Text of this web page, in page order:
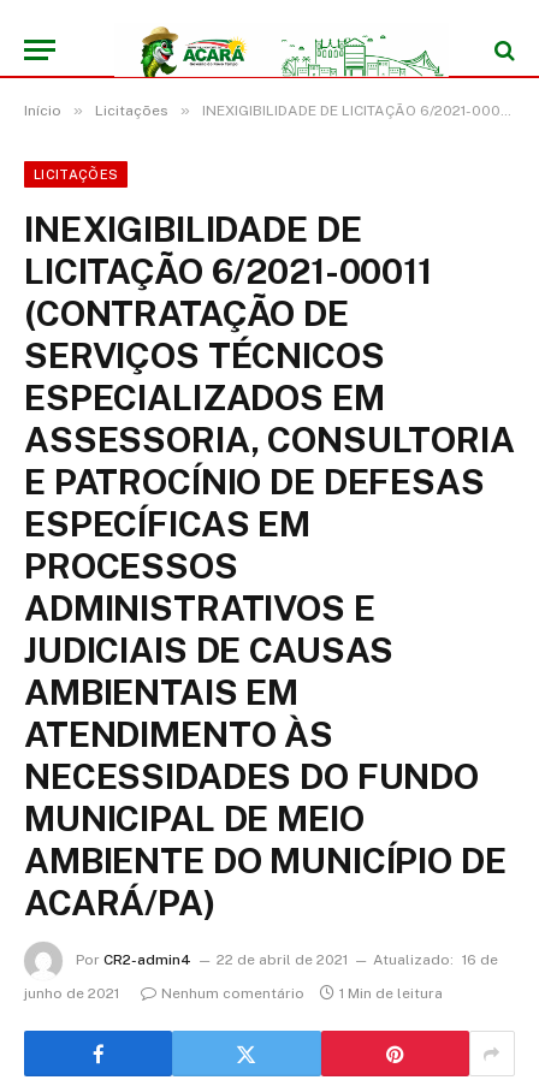
Início » Licitações » INEXIGIBILIDADE DE LICITAÇÃO 6/2021-00011 (CONTRATAÇÃO DE SERVIÇOS TÉCNICOS ESPECIALIZADOS EM ASSESSORIA, CONSULTORIA E PATROCÍNIO DE DEFESAS ESPECÍFICAS EM PROCESSOS ADMINISTRATIVOS E JUDICIAIS DE CAUSAS AMBIENTAIS EM ATENDIMENTO ÀS NECESSIDADES DO FUNDO MUNICIPAL DE MEIO AMBIENTE DO MUNICÍPIO DE ACARÁ/PA)
LICITAÇÕES
INEXIGIBILIDADE DE
LICITAÇÃO 6/2021-00011
(CONTRATAÇÃO DE
SERVIÇOS TÉCNICOS
ESPECIALIZADOS EM
ASSESSORIA, CONSULTORIA
E PATROCÍNIO DE DEFESAS
ESPECÍFICAS EM
PROCESSOS
ADMINISTRATIVOS E
JUDICIAIS DE CAUSAS
AMBIENTAIS EM
ATENDIMENTO ÀS
NECESSIDADES DO FUNDO
MUNICIPAL DE MEIO
AMBIENTE DO MUNICÍPIO DE
ACARÁ/PA)
Por CR2-admin4 22 de abril de 2021 Atualizado: 16 de
junho de 2021
Nenhum comentário 1 Min de leitura